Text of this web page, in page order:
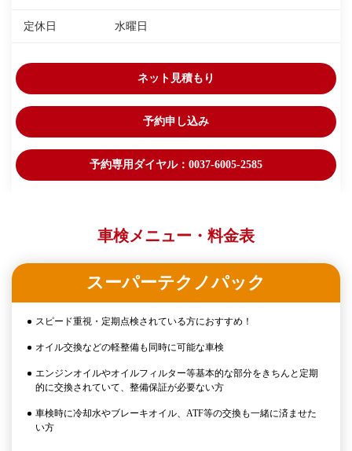
定休日 水曜日
ネット見積もり
予約申し込み
予約専用ダイヤル：0037-6005-2585
車検メニュー・料金表
スーパーテクノパック
スピード重視・定期点検されている方におすすめ！
オイル交換などの軽整備も同時に可能な車検
エンジンオイルやオイルフィルター等基本的な部分をきちんと定期
的に交換されていて、整備保証が必要ない方
車検時に冷却水やブレーキオイル、ATF等の交換も一緒に済ませた
い方